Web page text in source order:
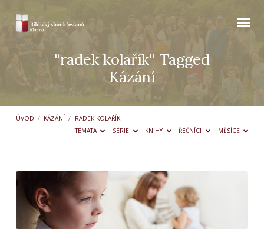
"radek kolařík" Tagged
Kázání
ÚVOD / KÁZÁNÍ / RADEK KOLAŘÍK
TÉMATA
SÉRIE KNIHY ŘEČNÍCI MĚSÍCE
"radek
kolařík"
Tagged
Kázání